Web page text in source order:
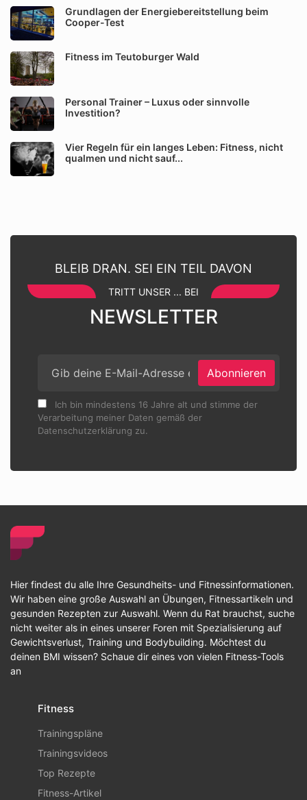
Grundlagen der Energiebereitstellung beim
Cooper-Test
Fitness im Teutoburger Wald
Personal Trainer – Luxus oder sinnvolle
Investition?
Vier Regeln für ein langes Leben: Fitness, nicht
qualmen und nicht sauf...
BLEIB DRAN. SEI EIN TEIL DAVON
TRITT UNSER ... BEI
NEWSLETTER
Abonnieren
Ich bin mindestens 16 Jahre alt und stimme der
Verarbeitung meiner Daten gemäß der
Datenschutzerklärung zu.
Hier findest du alle Ihre Gesundheits- und Fitnessinformationen.
Wir haben eine große Auswahl an Übungen, Fitnessartikeln und
gesunden Rezepten zur Auswahl. Wenn du Rat brauchst, suche
nicht weiter als in eines unserer Foren mit Spezialisierung auf
Gewichtsverlust, Training und Bodybuilding. Möchtest du
deinen BMI wissen? Schaue dir eines von vielen Fitness-Tools
an
Fitness
Trainingspläne
Trainingsvideos
Top Rezepte
Fitness-Artikel